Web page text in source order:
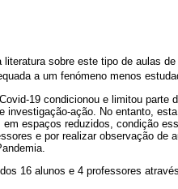
sobre este tipo de aulas
a um fenómeno menos
19 condicionou e limitou
investigação-ação. No entanto,
espaços reduzidos, condição
e por realizar observação
16 alunos e 4 professores